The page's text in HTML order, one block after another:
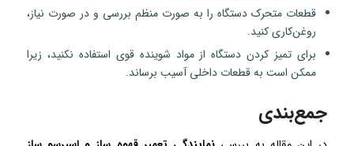
قطعات متحرک دستگاه را به صورت منظم بررسی و در صورت نیاز،
روغن‌کاری کنید.
برای تمیز کردن دستگاه از مواد شوینده قوی استفاده نکنید، زیرا
ممکن است به قطعات داخلی آسیب برساند.
جمع‌بندی